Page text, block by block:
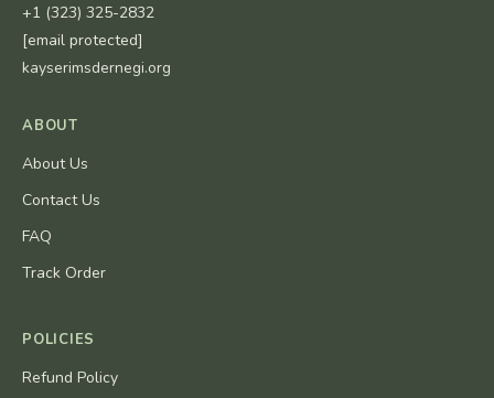
+1 (323) 325-2832
[email protected]
kayserimsdernegi.org
ABOUT
About Us
Contact Us
FAQ
Track Order
POLICIES
Refund Policy